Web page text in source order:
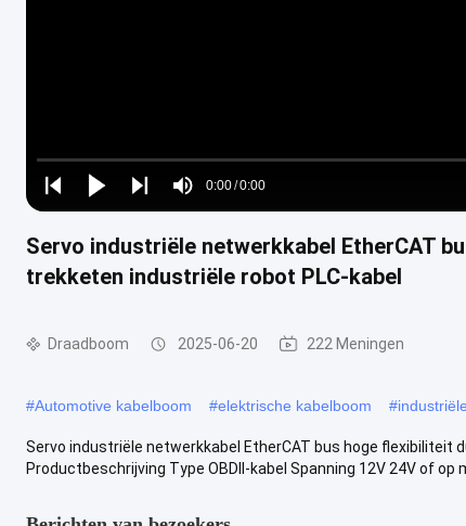
Play
Play
Play
Mute
Time
0:00/0:00
Loaded:
0%
Servo industriële netwerkkabel EtherCAT
trekketen industriële robot PLC-kabel
Draadboom 2025-06-20 222 Meningen
#Automotive kabelboom #elektrische kabelboom #
Servo industriële netwerkkabel EtherCAT bus hoge
Productbeschrijving Type OBDII-kabel Spanning 12V 24V of op